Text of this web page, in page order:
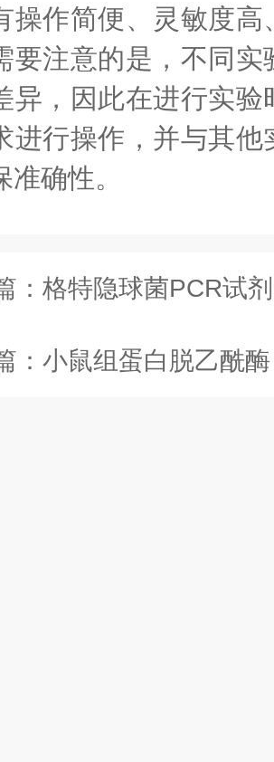
操作简便、灵敏度
要注意的是，不同
异，因此在进行实
进行操作，并与其
确性。
： 格特隐球菌PCR试
： 小鼠组蛋白脱乙酰酶（